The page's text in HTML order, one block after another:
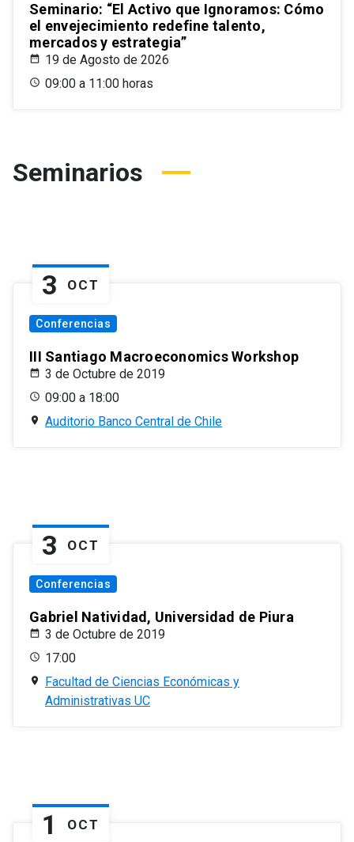
Seminario: “El Activo que Ignoramos: Cómo
el envejecimiento redefine talento,
mercados y estrategia”
19 de Agosto de 2026
09:00 a 11:00 horas
Seminarios
3 OCT
Conferencias
III Santiago Macroeconomics Workshop
3 de Octubre de 2019
09:00 a 18:00
Auditorio Banco Central de Chile
3 OCT
Conferencias
Gabriel Natividad, Universidad de Piura
3 de Octubre de 2019
17:00
Facultad de Ciencias Económicas y
Administrativas UC
1 OCT